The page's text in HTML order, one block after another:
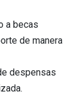
a becas
de manera
despensas